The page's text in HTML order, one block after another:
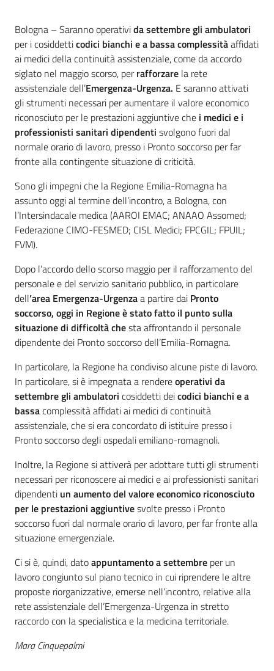
Contenuto
Bologna – Saranno operativida settembre gli ambulatori
per i cosiddetticodici bianchi e a bassa complessitàaffidati
ai medici della continuità assistenziale, come da accordo
siglato nel maggio scorso, perrafforzare la rete
assistenziale dell’Emergenza-Urgenza. E saranno attivati
gli strumenti necessari per aumentare il valore economico
riconosciuto per le prestazioni aggiuntive che i medici e i
professionisti sanitari dipendenti svolgono fuori dal
normale orario di lavoro, presso i Pronto soccorso per far
fronte alla contingente situazione di criticità.
Sono gli impegni che la Regione Emilia-Romagna ha
assunto oggi al termine dell’incontro, a Bologna, con
l’Intersindacale medica (AAROI EMAC; ANAAO Assomed;
Federazione CIMO-FESMED; CISL Medici; FPCGIL; FPUIL;
FVM).
Dopo l’accordo dello scorso maggio per il rafforzamento del
personale e del servizio sanitario pubblico, in particolare
dell’area Emergenza-Urgenzaa partire dai Pronto
soccorso, oggi in Regione è stato fatto il punto sulla
situazione di difficoltà chesta affrontando il personale
dipendente dei Pronto soccorso dell’Emilia-Romagna.
In particolare, la Regione ha condiviso alcune piste di lavoro.
In particolare, si è impegnata a rendereoperativi da
settembre gli ambulatori cosiddetti deicodici bianchi e a
bassacomplessità affidati ai medici di continuità
assistenziale, che si era concordato di istituire presso i
Pronto soccorso degli ospedali emiliano-romagnoli.
Inoltre, la Regione si attiverà per adottare tutti gli strumenti
necessari per riconoscere ai medici e ai professionisti sanitari
dipendenti un aumento del valore economico riconosciuto
per le prestazioni aggiuntivesvolte presso i Pronto
soccorso fuori dal normale orario di lavoro, per far fronte alla
situazione emergenziale.
Ci si è, quindi, datoappuntamento a settembre per un
lavoro congiunto sul piano tecnico in cui riprendere le altre
proposte riorganizzative, emerse nell’incontro, relative alla
rete assistenziale dell’Emergenza-Urgenza in stretto
raccordo con la specialistica e la medicina territoriale.
Mara Cinquepalmi